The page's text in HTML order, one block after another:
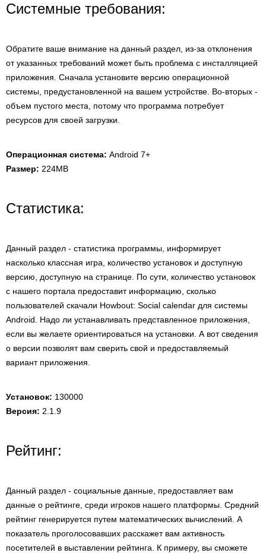
Системные требования:
Обратите ваше внимание на данный раздел, из-за отклонения
от указанных требований может быть проблема с инсталляцией
приложения. Сначала установите версию операционной
системы, предустановленной на вашем устройстве. Во-вторых -
объем пустого места, потому что программа потребует
ресурсов для своей загрузки.
Операционная система: Android 7+
Размер: 224MB
Статистика:
Данный раздел - статистика программы, информирует
насколько классная игра, количество установок и доступную
версию, доступную на странице. По сути, количество установок
с нашего портала предоставит информацию, сколько
пользователей скачали Howbout: Social calendar для системы
Android. Надо ли устанавливать представленное приложения,
если вы желаете ориентироваться на установки. А вот сведения
о версии позволят вам сверить свой и предоставляемый
вариант приложения.
Установок: 130000
Версия: 2.1.9
Рейтинг:
Данный раздел - социальные данные, предоставляет вам
данные о рейтинге, среди игроков нашего платформы. Средний
рейтинг генерируется путем математических вычислений. А
показатель проголосовавших расскажет вам активность
посетителей в выставлении рейтинга. К примеру, вы сможете